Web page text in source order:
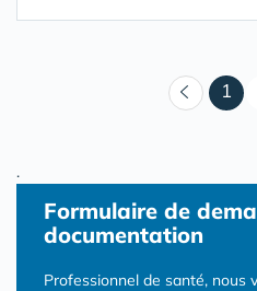
1
.
Formulaire de
documentation
Professionnel de santé, nous